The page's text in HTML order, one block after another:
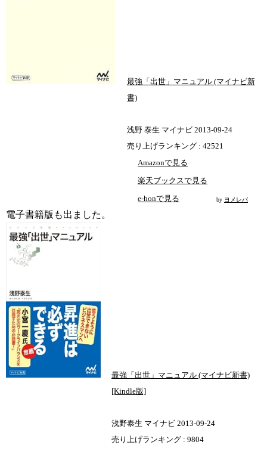
最強「出世」マニュアル (マイナビ新
書)
浅野 泰生 マイナビ 2013-09-24
売り上げランキング : 42521
Amazonで見る
楽天ブックスで見る
e-honで見る
by ヨメレバ
電子書籍版も出ました。
最強「出世」マニュアル (マイナビ新書)
[Kindle版]
浅野泰生 マイナビ 2013-09-24
売り上げランキング : 9804